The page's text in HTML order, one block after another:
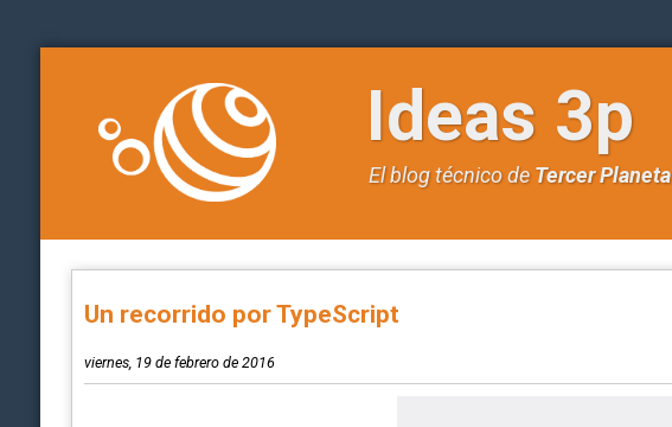
Ideas 3p
El blog técnico deTercer Planeta
Un recorrido por TypeScript
viernes, 19 de febrero de 2016